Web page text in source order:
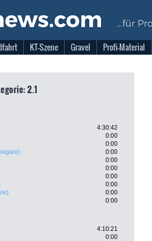
KT-Szene Gravel Profi-Material
2.1
4:30:42
0:00
0:00
0:00
0:00
0:00
0:00
0:00
0:00
0:00
4:10:21
0:00